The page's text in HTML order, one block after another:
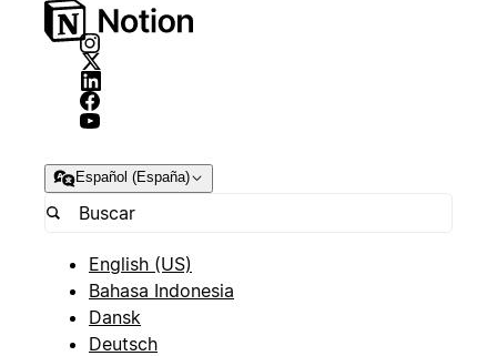
Español (España)
English (US)
Bahasa Indonesia
Dansk
Deutsch